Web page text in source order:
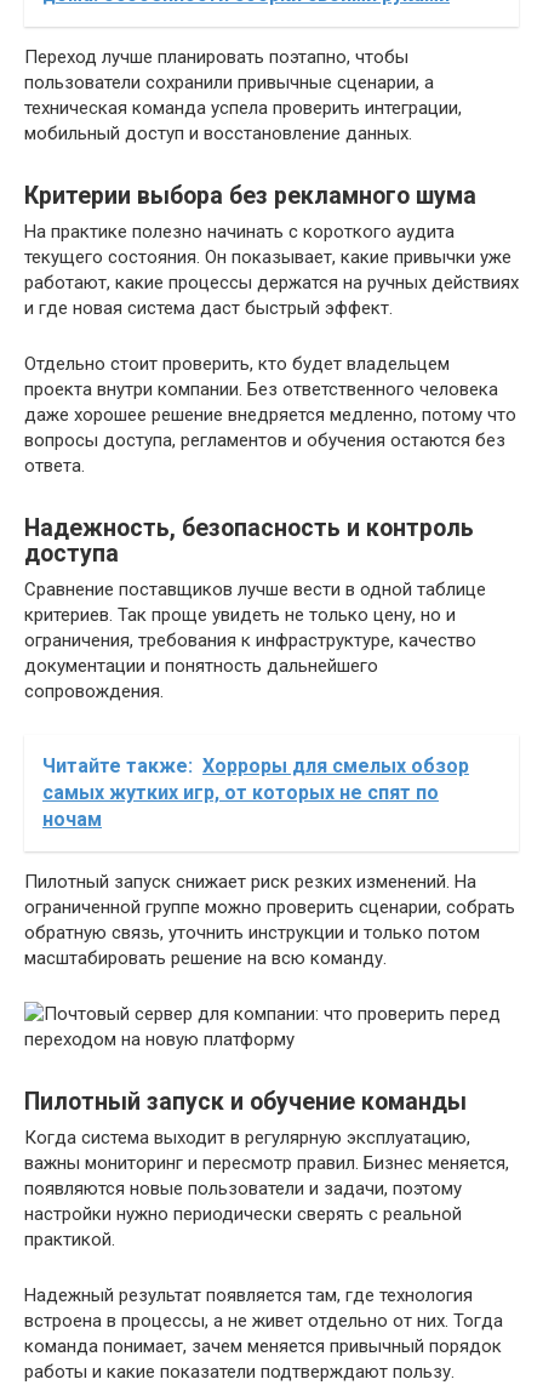
Переход лучше планировать поэтапно, чтобы
пользователи сохранили привычные сценарии, а
техническая команда успела проверить интеграции,
мобильный доступ и восстановление данных.
Критерии выбора без рекламного шума
На практике полезно начинать с короткого аудита
текущего состояния. Он показывает, какие привычки уже
работают, какие процессы держатся на ручных действиях
и где новая система даст быстрый эффект.
Отдельно стоит проверить, кто будет владельцем
проекта внутри компании. Без ответственного человека
даже хорошее решение внедряется медленно, потому что
вопросы доступа, регламентов и обучения остаются без
ответа.
Надежность, безопасность и контроль
доступа
Сравнение поставщиков лучше вести в одной таблице
критериев. Так проще увидеть не только цену, но и
ограничения, требования к инфраструктуре, качество
документации и понятность дальнейшего
сопровождения.
Читайте также: Хорроры для смелых обзор
самых жутких игр, от которых не спят по
ночам
Пилотный запуск снижает риск резких изменений. На
ограниченной группе можно проверить сценарии, собрать
обратную связь, уточнить инструкции и только потом
масштабировать решение на всю команду.
Пилотный запуск и обучение команды
Когда система выходит в регулярную эксплуатацию,
важны мониторинг и пересмотр правил. Бизнес меняется,
появляются новые пользователи и задачи, поэтому
настройки нужно периодически сверять с реальной
практикой.
Надежный результат появляется там, где технология
встроена в процессы, а не живет отдельно от них. Тогда
команда понимает, зачем меняется привычный порядок
работы и какие показатели подтверждают пользу.